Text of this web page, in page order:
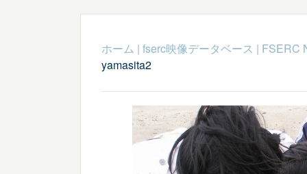
ホーム | fserc映像データベース | FSERC
yamasita2